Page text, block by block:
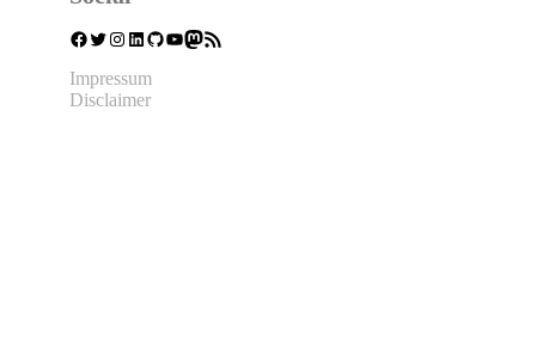
Facebook
Twitter
Instagram
LinkedIn
GitHub
YouTube
Mastodon
RSS-Feed
Impressum
Disclaimer